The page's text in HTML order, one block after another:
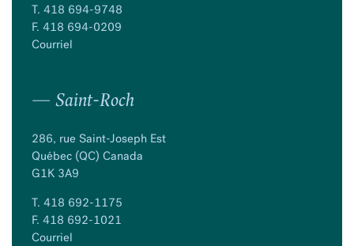
T. 418 694-9748
F. 418 694-0209
Courriel
— Saint-Roch
286, rue Saint-Joseph Est
Québec (QC) Canada
G1K 3A9
T. 418 692-1175
F. 418 692-1021
Courriel